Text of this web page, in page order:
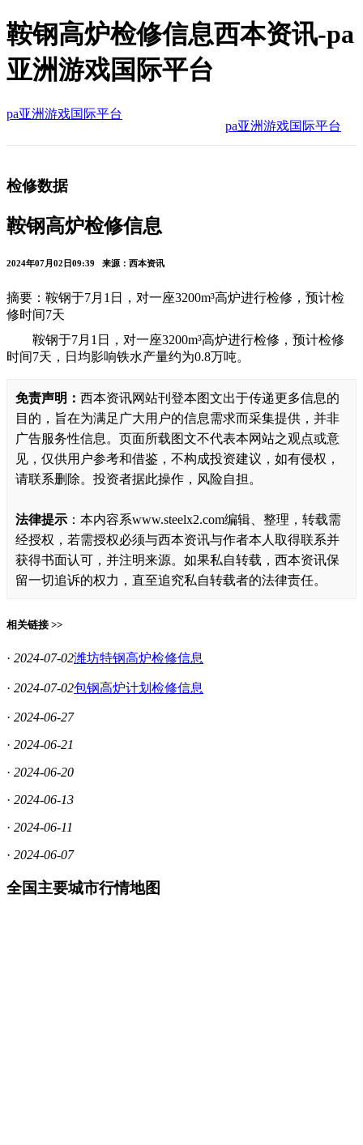
鞍钢高炉检修信息西本资讯-pa
亚洲游戏国际平台
pa亚洲游戏国际平台
pa亚洲游戏国际平台
检修数据
鞍钢高炉检修信息
2024年07月02日09:39 来源：西本资讯
摘要：鞍钢于7月1日，对一座3200m³高炉进行检修，预计检
修时间7天
鞍钢于7月1日，对一座3200m³高炉进行检修，预计检修
时间7天，日均影响铁水产量约为0.8万吨。
免责声明： 西本资讯网站刊登本图文出于传递更多信息的
目的，旨在为满足广大用户的信息需求而采集提供，并非
广告服务性信息。页面所载图文不代表本网站之观点或意
见，仅供用户参考和借鉴，不构成投资建议，如有侵权，
请联系删除。投资者据此操作，风险自担。
法律提示 ：本内容系www.steelx2.com编辑、整理，转载需
经授权，若需授权必须与西本资讯与作者本人取得联系并
获得书面认可，并注明来源。如果私自转载，西本资讯保
留一切追诉的权力，直至追究私自转载者的法律责任。
相关链接 >>
· 2024-07-02潍坊特钢高炉检修信息
· 2024-07-02包钢高炉计划检修信息
· 2024-06-27
· 2024-06-21
· 2024-06-20
· 2024-06-13
· 2024-06-11
· 2024-06-07
全国主要城市行情地图